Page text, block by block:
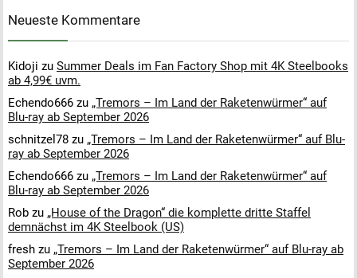
Neueste Kommentare
Kidoji zu Summer Deals im Fan Factory Shop mit 4K Steelbooks
ab 4,99€ uvm.
Echendo666 zu „Tremors – Im Land der Raketenwürmer“ auf
Blu-ray ab September 2026
schnitzel78 zu „Tremors – Im Land der Raketenwürmer“ auf Blu-
ray ab September 2026
Echendo666 zu „Tremors – Im Land der Raketenwürmer“ auf
Blu-ray ab September 2026
Rob zu „House of the Dragon“ die komplette dritte Staffel
demnächst im 4K Steelbook (US)
fresh zu „Tremors – Im Land der Raketenwürmer“ auf Blu-ray ab
September 2026